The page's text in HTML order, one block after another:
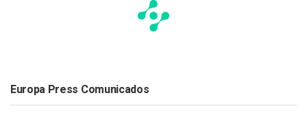
Europa Press Comunicados